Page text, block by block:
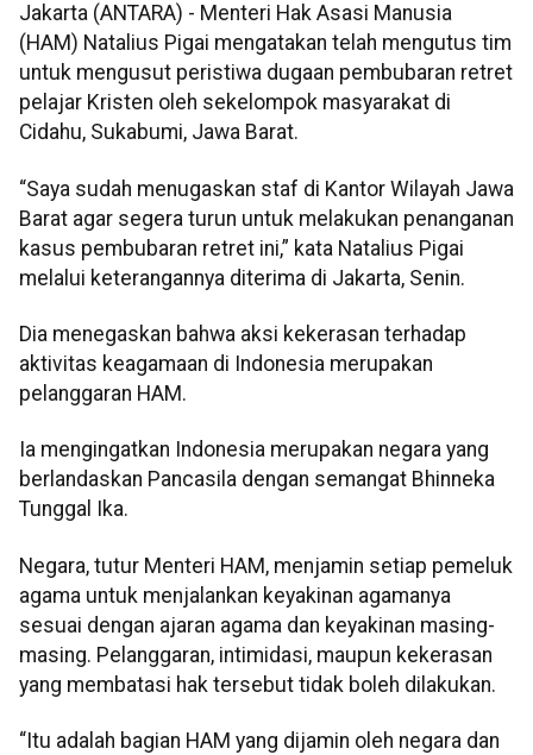
Jakarta (ANTARA) - Menteri Hak Asasi Manusia
(HAM) Natalius Pigai mengatakan telah mengutus tim
untuk mengusut peristiwa dugaan pembubaran retret
pelajar Kristen oleh sekelompok masyarakat di
Cidahu, Sukabumi, Jawa Barat.
“Saya sudah menugaskan staf di Kantor Wilayah Jawa
Barat agar segera turun untuk melakukan penanganan
kasus pembubaran retret ini,” kata Natalius Pigai
melalui keterangannya diterima di Jakarta, Senin.
Dia menegaskan bahwa aksi kekerasan terhadap
aktivitas keagamaan di Indonesia merupakan
pelanggaran HAM.
Ia mengingatkan Indonesia merupakan negara yang
berlandaskan Pancasila dengan semangat Bhinneka
Tunggal Ika.
Negara, tutur Menteri HAM, menjamin setiap pemeluk
agama untuk menjalankan keyakinan agamanya
sesuai dengan ajaran agama dan keyakinan masing-
masing. Pelanggaran, intimidasi, maupun kekerasan
yang membatasi hak tersebut tidak boleh dilakukan.
“Itu adalah bagian HAM yang dijamin oleh negara dan